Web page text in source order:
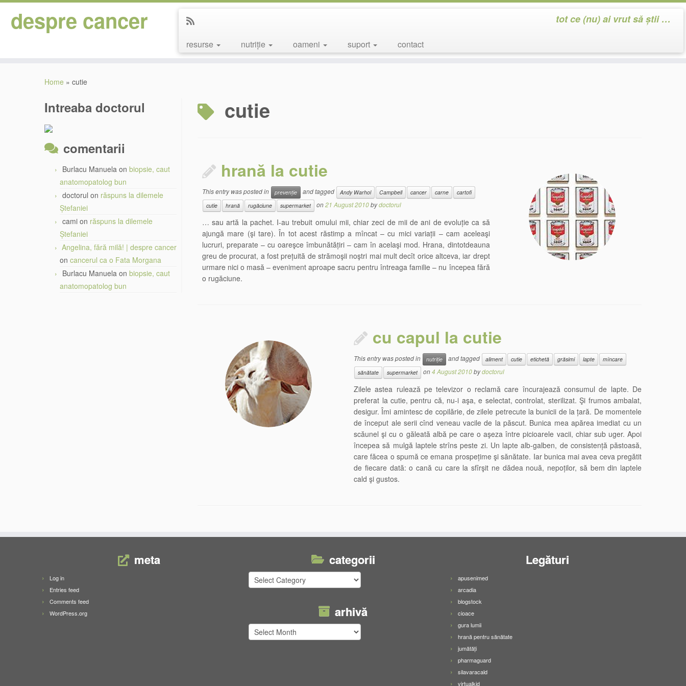
despre cancer tot ce (nu) ai vrut să știi …
resurse nutriție oameni suport contact
Home » cutie
Intreaba doctorul
comentarii
Burlacu Manuela on biopsie, caut
anatomopatolog bun
doctorul on răspuns la dilemele
Ștefaniei
cami on răspuns la dilemele
Ștefaniei
Angelina, fără milă! | despre cancer
on cancerul ca o Fata Morgana
Burlacu Manuela on biopsie, caut
anatomopatolog bun
cutie
hrană la cutie
This entry was posted in prevenție and tagged Andy Warhol Campbell cancer carne
cartofi
cutie
hrană rugăciune supermarket on21 August 2010bydoctorul
… sau artă la pachet. I-au trebuit omului mii, chiar zeci de mii de ani de evoluție ca să
ajungă mare (şi tare). În tot acest răstimp a mîncat – cu mici variații – cam aceleaşi
lucruri, preparate – cu oareşce îmbunătățiri – cam în acelaşi mod. Hrana, dintotdeauna
greu de procurat, a fost prețuită de strămoşii noştri mai mult decît orice altceva, iar drept
urmare nici o masă – eveniment aproape sacru pentru întreaga familie – nu începea fără
o rugăciune.
cu capul la cutie
This entry was posted in nutriție and tagged aliment cutie etichetă grăsimi lapte
mîncare
sănătate
supermarket on4 August 2010bydoctorul
Zilele astea rulează pe televizor o reclamă care încurajează consumul de lapte. De
preferat la cutie, pentru că, nu-i aşa, e selectat, controlat, sterilizat. Şi frumos ambalat,
desigur. Îmi amintesc de copilărie, de zilele petrecute la bunicii de la țară. De momentele
de început ale serii cînd veneau vacile de la păscut. Bunica mea apărea imediat cu un
scăunel şi cu o găleată albă pe care o aşeza între picioarele vacii, chiar sub uger. Apoi
începea să mulgă laptele strîns peste zi. Un lapte alb-galben, de consistență păstoasă,
care făcea o spumă ce emana prospețime şi sănătate. Iar bunica mai avea ceva pregătit
de fiecare dată: o cană cu care la sfîrşit ne dădea nouă, nepoților, să bem din laptele
cald şi gustos.
meta
Log in
Entries feed
Comments feed
WordPress.org
categorii
categorii
arhivă
arhivă
Legături
apusenimed
arcadia
blogstock
cioace
gura lumii
hrană pentru sănătate
jumătăți
pharmaguard
silavaracald
virtualkid